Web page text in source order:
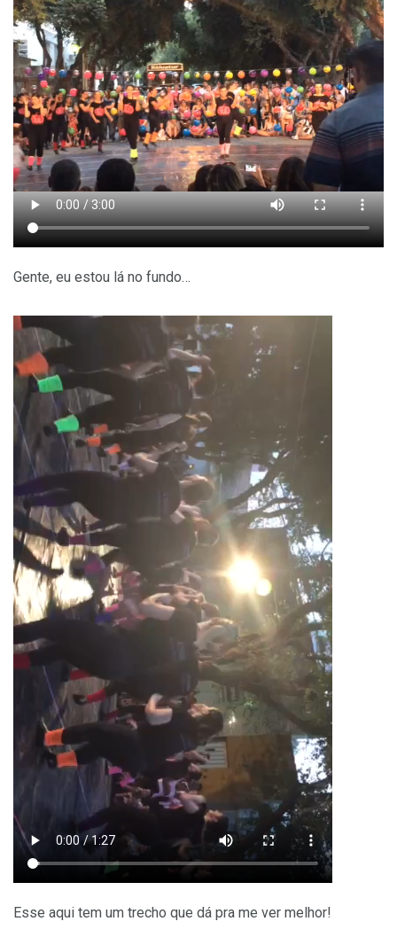
Gente, eu estou lá no fundo…
Esse aqui tem um trecho que dá pra me ver melhor!